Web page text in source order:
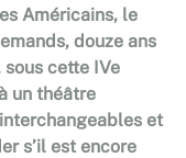
Américains, le
douze ans
cette IVe
un théâtre
et
s’il est encore